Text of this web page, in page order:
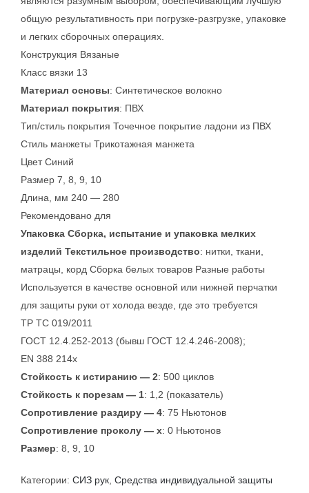
общую результативность при погрузке-разгрузке, упаковке
и легких сборочных операциях.
Конструкция Вязаные
Класс вязки 13
Материал основы: Синтетическое волокно
Материал покрытия: ПВХ
Тип/стиль покрытия Точечное покрытие ладони из ПВХ
Стиль манжеты Трикотажная манжета
Цвет Синий
Размер 7, 8, 9, 10
Длина, мм 240 — 280
Рекомендовано для
Упаковка Сборка, испытание и упаковка мелких
изделий Текстильное производство: нитки, ткани,
матрацы, корд Сборка белых товаров Разные работы
Используется в качестве основной или нижней перчатки
для защиты руки от холода везде, где это требуется
ТР ТС 019/2011
ГОСТ 12.4.252-2013 (бывш ГОСТ 12.4.246-2008);
EN 388 214x
Стойкость к истиранию — 2: 500 циклов
Стойкость к порезам — 1: 1,2 (показатель)
Сопротивление раздиру — 4: 75 Ньютонов
Сопротивление проколу — x: 0 Ньютонов
Размер: 8, 9, 10
Категории: СИЗ рук Средства индивидуальной защиты